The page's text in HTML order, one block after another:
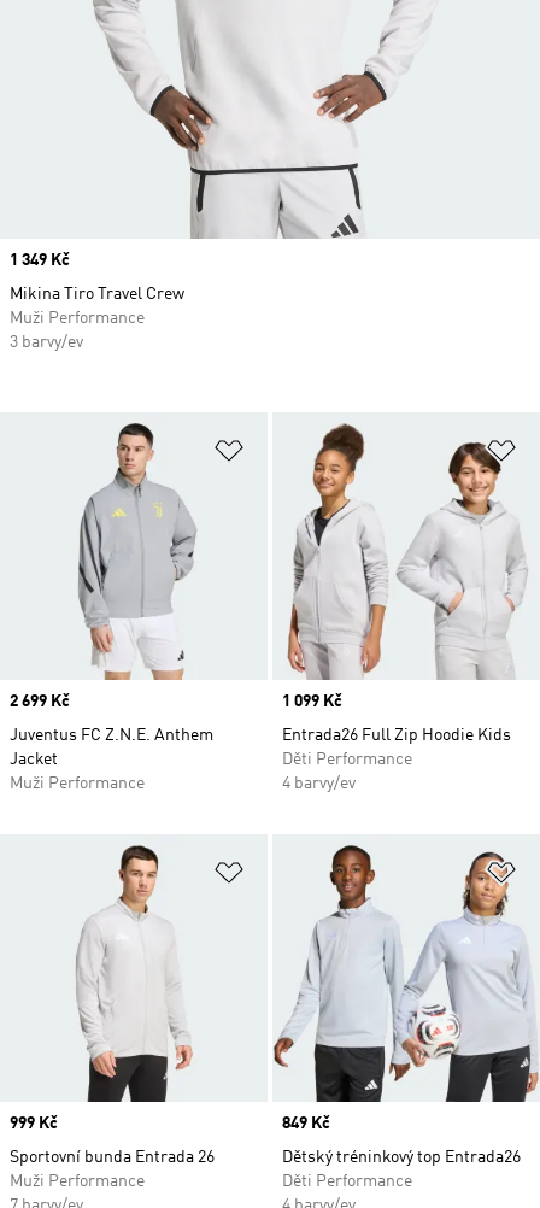
Přidat do seznamu přání
Price
2 699 Kč
Juventus FC Z.N.E. Anthem
Jacket
Muži Performance
Price
1 099 Kč
Entrada26 Full Zip Hoodie Kids
Děti Performance
4 barvy/ev
Přidat do seznamu přání
Price
999 Kč
Sportovní bunda Entrada 26
Muži Performance
Price
849 Kč
Dětský tréninkový top Entrada26
Děti Performance
Price
1 349 Kč
Mikina Tiro Travel Crew
Muži Performance
3 barvy/ev